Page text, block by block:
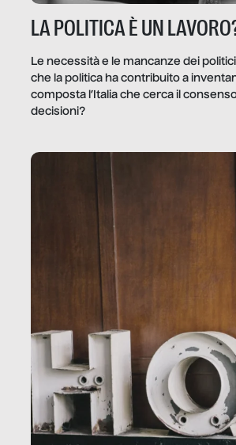
LA POLITICA È UN
Le necessità e le mancanze dei
che la politica ha contribuito a
composta l’Italia che cerca il
decisioni?